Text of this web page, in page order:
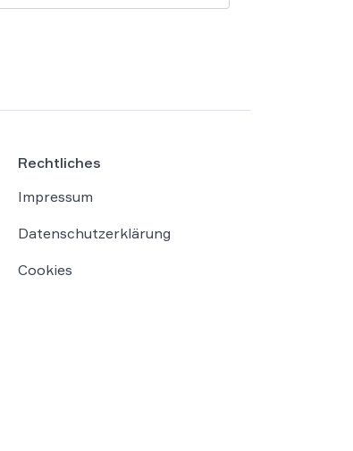
Rechtliches
Impressum
Datenschutzerklärung
Cookies